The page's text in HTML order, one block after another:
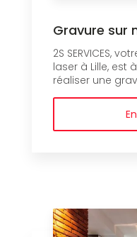
Gravure sur
2S SERVICES,
laser à Lille, est
réaliser une